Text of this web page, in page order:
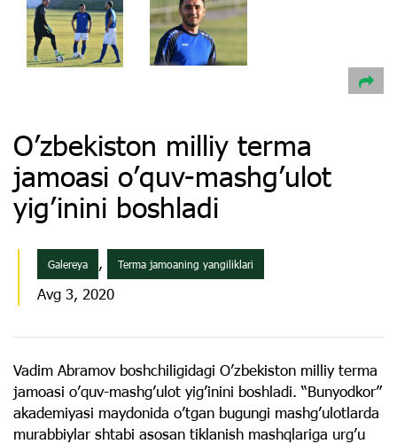
O’zbekiston milliy terma
jamoasi o’quv-mashg’ulot
yig’inini boshladi
Galereya , Terma jamoaning yangiliklari
Avg 3, 2020
Vadim Abramov boshchiligidagi O’zbekiston milliy terma
jamoasi o’quv-mashg’ulot yig’inini boshladi. “Bunyodkor”
akademiyasi maydonida o’tgan bugungi mashg’ulotlarda
murabbiylar shtabi asosan tiklanish mashqlariga urg’u